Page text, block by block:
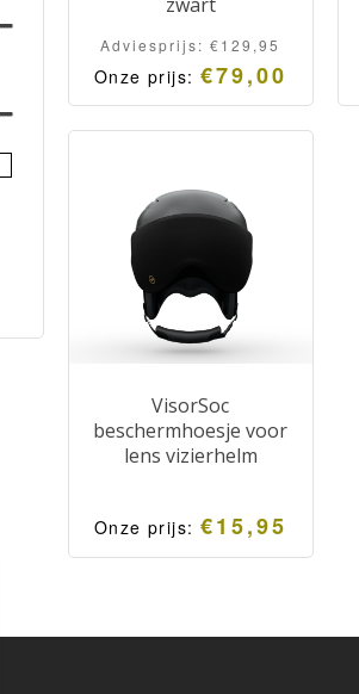
Adviesprijs:€129,95
Onze prijs: €79,00
Marker Ampire 2block All
Black
VisorSoc
beschermhoesje voor
lens vizierhelm
Onze prijs: €15,95
VisorSoc is een